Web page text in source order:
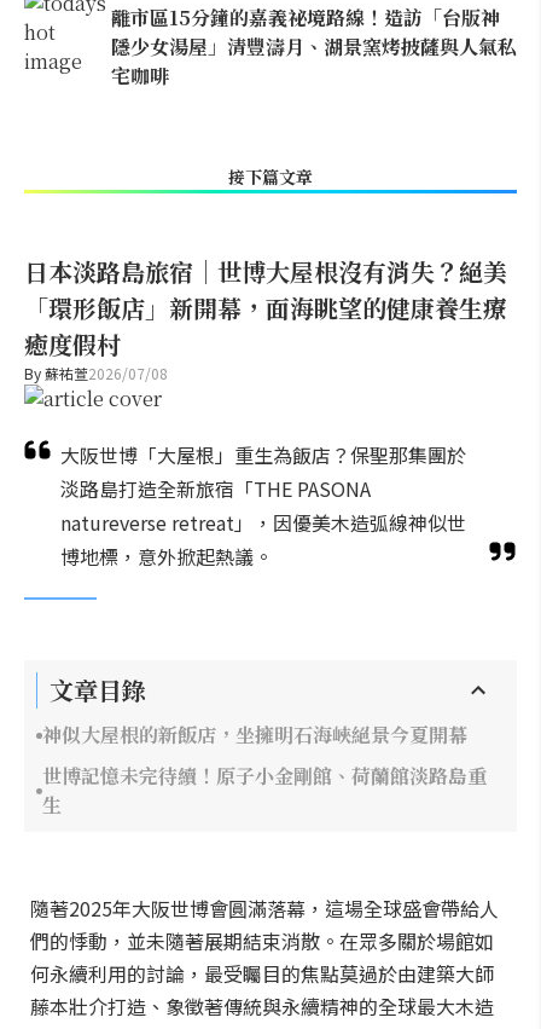
離市區15分鐘的嘉義祕境路線！造訪「台版神
隱少女湯屋」清豐濤月、湖景窯烤披薩與人氣私
宅咖啡
接下篇文章
日本淡路島旅宿｜世博大屋根沒有消失？絕美
「環形飯店」新開幕，面海眺望的健康養生療
癒度假村
By蘇祐萱2026/07/08
大阪世博「大屋根」重生為飯店？保聖那集團於
淡路島打造全新旅宿「THE PASONA
natureverse retreat」，因優美木造弧線神似世
博地標，意外掀起熱議。
文章目錄
神似大屋根的新飯店，坐擁明石海峽絕景今夏開幕
世博記憶未完待續！原子小金剛館、荷蘭館淡路島重
生
隨著2025年大阪世博會圓滿落幕，這場全球盛會帶給人
們的悸動，並未隨著展期結束消散。在眾多關於場館如
何永續利用的討論，最受矚目的焦點莫過於由建築大師
藤本壯介打造、象徵著傳統與永續精神的全球最大木造